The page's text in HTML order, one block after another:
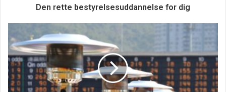
finde masser af praktiske og nyttige informationer online.
Det er ganske gratis.
Den rette bestyrelsesuddannelse for dig